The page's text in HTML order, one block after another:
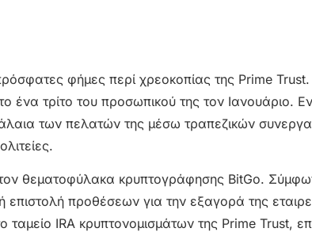
φήμες περί χρεοκοπίας της Prime
τρίτο του προσωπικού της τον Ιανουάριο.
των πελατών της μέσω τραπεζικών
θεματοφύλακα κρυπτογράφησης BitGo.
επιστολή προθέσεων για την εξαγορά της
IRA κρυπτονομισμάτων της Prime Trust,